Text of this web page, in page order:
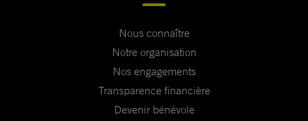
Nous connaître
Notre organisation
Nos engagements
Transparence financière
Devenir bénévole